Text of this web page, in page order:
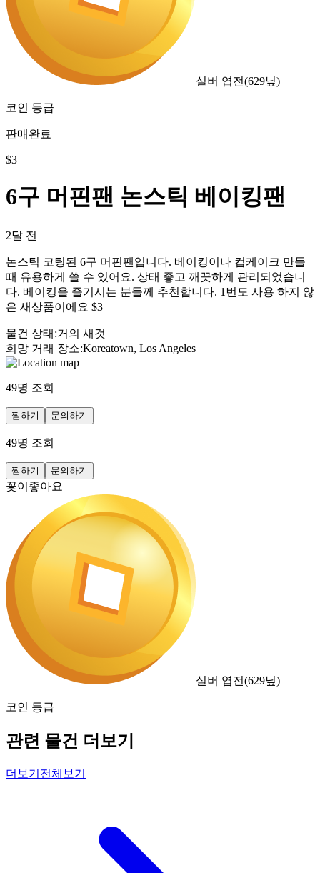
실버 엽전(629닢)
코인 등급
판매완료
$3
6구 머핀팬 논스틱 베이킹팬
2달 전
논스틱 코팅된 6구 머핀팬입니다. 베이킹이나 컵케이크 만들
때 유용하게 쓸 수 있어요. 상태 좋고 깨끗하게 관리되었습니
다. 베이킹을 즐기시는 분들께 추천합니다. 1번도 사용 하지 않
은 새상품이에요 $3
물건 상태 :거의 새것
희망 거래 장소:Koreatown, Los Angeles
49명 조회
찜하기 문의하기
49명 조회
찜하기 문의하기
꽃이좋아요
실버 엽전(629닢)
코인 등급
관련 물건 더보기
더보기 전체보기